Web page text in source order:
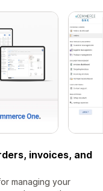
invoices, and
managing your